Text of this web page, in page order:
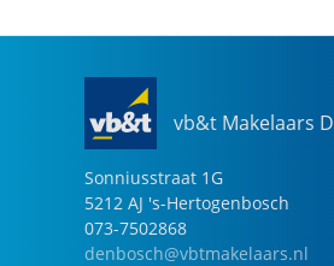
vb&t Makelaars
Sonniusstraat 1G
5212 AJ 's-Hertogenbosch
073-7502868
denbosch@vbtmakelaars.nl